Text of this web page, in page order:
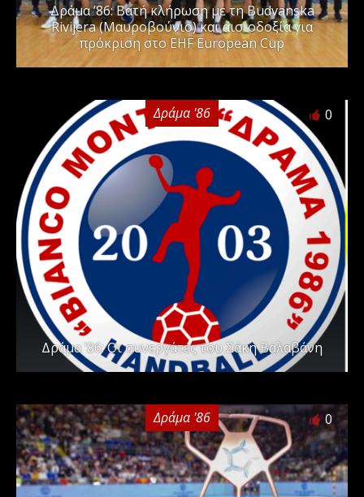
Δράμα ’86: Βατή κλήρωση με τη Budvanska
Rivijera (Μαυροβούνιο) και αισιοδοξία για
πρόκριση στο EHF European Cup
Δράμα '86 0
Δράμα ’86: Οι συνεργάτες του Σάκη Βαλαβάνη
Δράμα '86 0